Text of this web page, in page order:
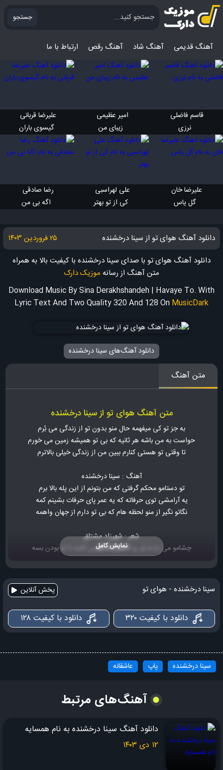
جستجو
آهنگ قدیمی آهنگ‌ شاد آهنگ رقص ارتباط با ما
قاسم فاضلی
نرزی
امیر عظیمی
زیبای من
علیرضا قربانی
گیسوی باران
علیرضا خان
گل یاس
علی لهراسبی
کی از تو بهتر
رضا صادقی
اگه بی من
دانلود آهنگ هوای تو از سینا درخشنده
۲۵ فروردین ۱۴۰۳
دانلود آهنگ هوای تو با صدای سینا درخشنده با کیفیت بالا به همراه
متن آهنگ از رسانه موزیک دارک
Download Music By Sina Derakhshandeh | Havaye To. With
Lyric Text And Two Quality 320 And 128 On MusicDark
دانلود آهنگ‌های سینا درخشنده
متن آهنگ
متن آهنگ هوای تو از سینا درخشنده
به جز تو کی میفهمه حال منو بدون تو از زندگی می بُرم
حواست به من باشه هر ثانیه که بی تو همیشه زمین می خورم
تا وقتی تو هستی کنارم ببین من از زندگی خیلی بالاترم
آهنگ : سینا درخشنده
تو دستامو محکم گرفتی که من بتونم از این پله بالا برم
یه آرامشی توی حرفاته که یه عمر پای حرفات بشینم کمه
نگاتو نگیر از منو لحظه هام که بی تو دارم از جهان واهمه
شعر : شهرزاد مشتاق
چشامو می بندم تو رو حس کنم همین ثانیه با تو بودن بسه
هوامو داری جوری که این روزا هوای تو دائم به من می رسه
می دونم که دنیا چه تلخه ولی به عشقت دارم زندگی می کنم
با قلبی که تنها برای توئه یه عمره که دیوونگی می کنم
تنظیم قطعه : علیرضا امیری
می خوام از همین لحظه دیوونه شم یه شهرو به عشق تو عادت بدم
نگاتو نگیر از منو لحظه هام که بی تو دارم از جهان واهمه
چشامو می بندم تو رو حس کنم همین ثانیه با تو بودن بسه
نمایش کامل
سینا درخشنده - هوای تو پخش آنلاین
دانلود با کیفیت ۳۲۰ دانلود با کیفیت ۱۲۸
سینا درخشنده پاپ عاشقانه
آهنگ‌های مرتبط
دانلود آهنگ سینا درخشنده به نام همسایه
۱۲ دی ۱۴۰۳